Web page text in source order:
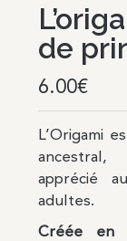
de
6.00€
L’Origami
ancestral,
apprécié
adultes.
Créée en